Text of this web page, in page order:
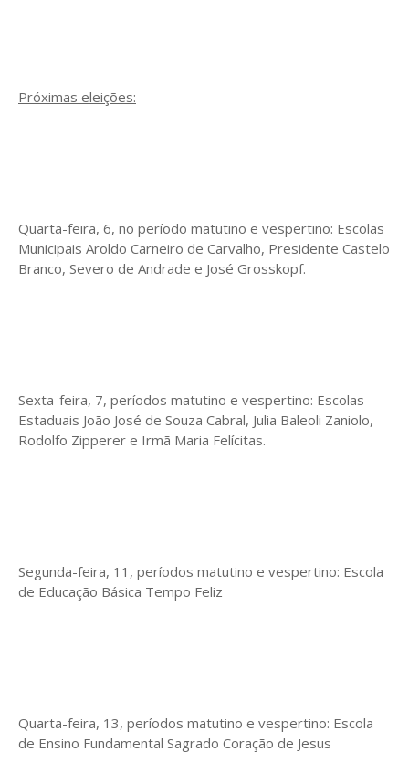
Próximas eleições:
Quarta-feira, 6, no período matutino e vespertino: Escolas
Municipais Aroldo Carneiro de Carvalho, Presidente Castelo
Branco, Severo de Andrade e José Grosskopf.
Sexta-feira, 7, períodos matutino e vespertino: Escolas
Estaduais João José de Souza Cabral, Julia Baleoli Zaniolo,
Rodolfo Zipperer e Irmã Maria Felícitas.
Segunda-feira, 11, períodos matutino e vespertino: Escola
de Educação Básica Tempo Feliz
Quarta-feira, 13, períodos matutino e vespertino: Escola
de Ensino Fundamental Sagrado Coração de Jesus